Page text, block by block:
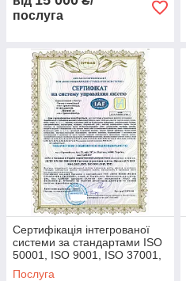
послуга
Сертифікація інтегрованої
системи за стандартами ISO
50001, ISO 9001, ISO 37001,
ISO 45001
Послуга